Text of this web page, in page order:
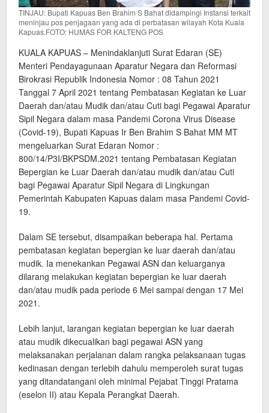
TINJAU: Bupati Kapuas Ben Brahim S Bahat didampingi Instansi terkait
meninjau pos penjagaan yang ada di perbatasan wilayah Kota Kuala
Kapuas.FOTO: HUMAS FOR KALTENG POS
KUALA KAPUAS – Menindaklanjuti Surat Edaran (SE)
Menteri Pendayagunaan Aparatur Negara dan Reformasi
Birokrasi Republik Indonesia Nomor : 08 Tahun 2021
Tanggal 7 April 2021 tentang Pembatasan Kegiatan ke Luar
Daerah dan/atau Mudik dan/atau Cuti bagi Pegawai Aparatur
Sipil Negara dalam masa Pandemi Corona Virus Disease
(Covid-19), Bupati Kapuas Ir Ben Brahim S Bahat MM MT
mengeluarkan Surat Edaran Nomor :
800/14/P3I/BKPSDM.2021 tentang Pembatasan Kegiatan
Bepergian ke Luar Daerah dan/atau mudik dan/atau Cuti
bagi Pegawai Aparatur Sipil Negara di Lingkungan
Pemerintah Kabupaten Kapuas dalam masa Pandemi Covid-
19.
Dalam SE tersebut, disampaikan beberapa hal. Pertama
pembatasan kegiatan bepergian ke luar daerah dan/atau
mudik. Ia menekankan Pegawai ASN dan keluarganya
dilarang melakukan kegiatan bepergian ke luar daerah
dan/atau mudik pada periode 6 Mei sampai dengan 17 Mei
2021.
Lebih lanjut, larangan kegiatan bepergian ke luar daerah
atau mudik dikecualikan bagi pegawai ASN yang
melaksanakan perjalanan dalam rangka pelaksanaan tugas
kedinasan dengan terlebih dahulu memperoleh surat tugas
yang ditandatangani oleh minimal Pejabat Tinggi Pratama
(eselon II) atau Kepala Perangkat Daerah.